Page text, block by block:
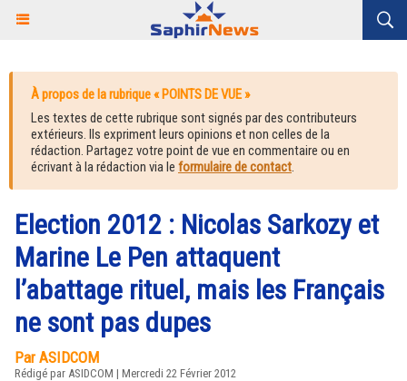
À propos de la rubrique « POINTS DE VUE »
Les textes de cette rubrique sont signés par des contributeurs
extérieurs. Ils expriment leurs opinions et non celles de la
rédaction. Partagez votre point de vue en commentaire ou en
écrivant à la rédaction via le formulaire de contact.
Election 2012 : Nicolas Sarkozy et
Marine Le Pen attaquent
l’abattage rituel, mais les Français
ne sont pas dupes
Par ASIDCOM
Rédigé par ASIDCOM | Mercredi 22 Février 2012